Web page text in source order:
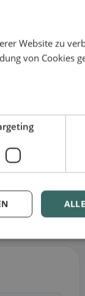
oder
Website zu
von Cookies